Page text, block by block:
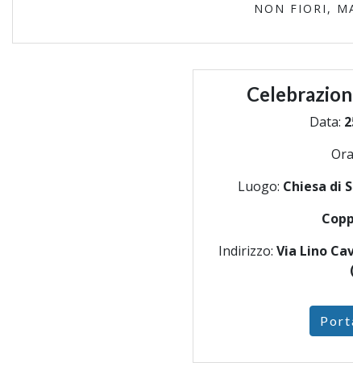
NON FIORI,
Data:
Luogo: Chiesa di
Indirizzo: Via Lino